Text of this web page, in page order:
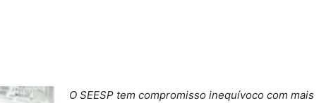
O SEESP tem compromisso inequívoco com mais